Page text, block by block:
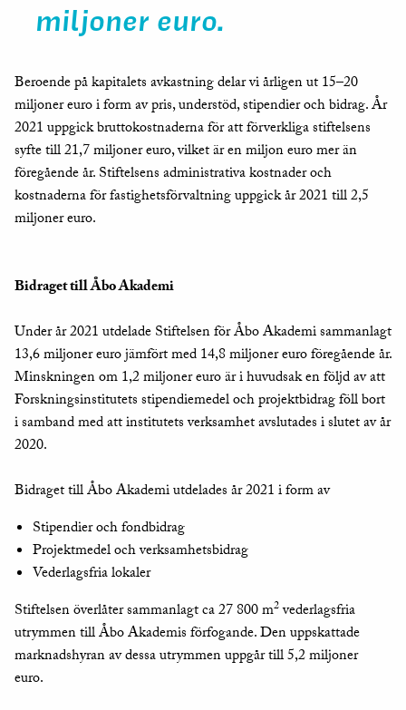
miljoner euro.
Beroende på kapitalets avkastning delar vi årligen ut 15–20
miljoner euro i form av pris, understöd, stipendier och bidrag.År
2021 uppgick bruttokostnaderna för att förverkliga stiftelsens
syfte till 21,7 miljoner euro, vilket är en miljon euro mer än
föregående år. Stiftelsens administrativa kostnader och
kostnaderna för fastighetsförvaltning uppgick år 2021 till 2,5
miljoner euro.
Bidraget till Åbo Akademi
Under år 2021 utdelade Stiftelsen för Åbo Akademi sammanlagt
13,6 miljoner euro jämfört med 14,8 miljoner euro föregående år.
Minskningen om 1,2 miljoner euro är i huvudsak en följd av att
Forskningsinstitutets stipendiemedel och projektbidrag föll bort
i samband med att institutets verksamhet avslutades i slutet av år
2020.
Bidraget till Åbo Akademi utdelades år 2021 i form av
Stipendier och fondbidrag
Projektmedel och verksamhetsbidrag
Vederlagsfria lokaler
Stiftelsen överlåter sammanlagt ca 27 800 m2vederlagsfria
utrymmen till Åbo Akademis förfogande. Den uppskattade
marknadshyran av dessa utrymmen uppgår till 5,2 miljoner
euro.